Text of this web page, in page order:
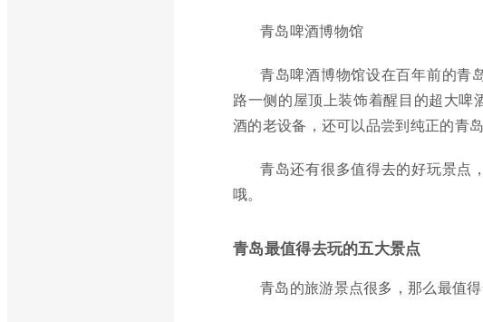
青岛啤酒博物馆
青岛啤酒博物馆设在百年前的青
路一侧的屋顶上装饰着醒目的超大
酒的老设备，还可以品尝到纯正的青岛
青岛还有很多值得去的好玩景点
哦。
青岛最值得去玩的五大景点
青岛的旅游景点很多，那么最值